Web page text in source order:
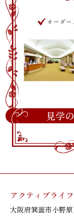
見学
アクティブライ
大阪府箕面市小野